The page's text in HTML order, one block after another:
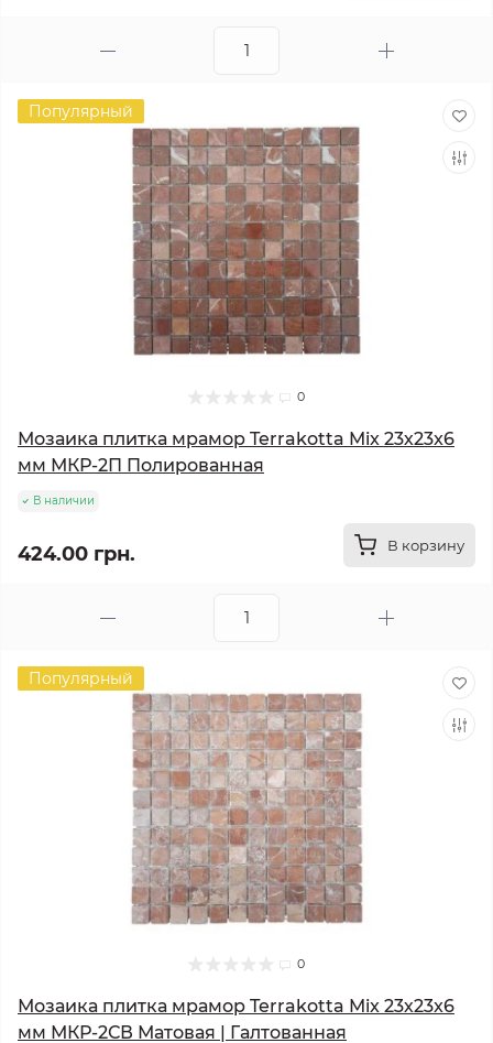
Популярный
0
Мозаика плитка мрамор Terrakotta Mix 23х23x6
мм МКР-2П Полированная
В наличии
424.00 грн. В корзину
Популярный
0
Мозаика плитка мрамор Terrakotta Mix 23х23x6
мм МКР-2СВ Матовая | Галтованная